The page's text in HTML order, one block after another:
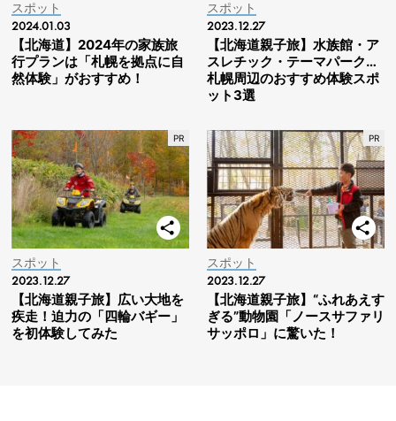
スポット
2024.01.03
【北海道】2024年の家族旅
行プランは「札幌を拠点に自
然体験」がおすすめ！
スポット
2023.12.27
【北海道親子旅】水族館・ア
スレチック・テーマパーク…
札幌周辺のおすすめ体験スポ
ット3選
スポット
2023.12.27
【北海道親子旅】広い大地を
疾走！迫力の「四輪バギー」
を初体験してみた
スポット
2023.12.27
【北海道親子旅】“ふれあえす
ぎる”動物園「ノースサファリ
サッポロ」に驚いた！